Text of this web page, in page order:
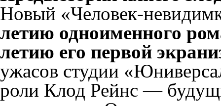
Новый «Человек-
летию одноименного
летию его первой
ужасов студии
роли Клод Рейнс —